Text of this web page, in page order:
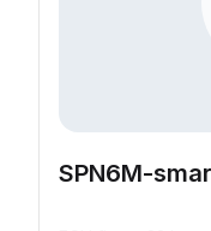
SPN6M-